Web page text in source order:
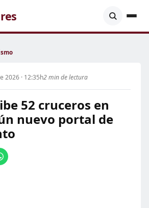
2026 · 12:35h2 min de lectura
52 cruceros en
nuevo portal de